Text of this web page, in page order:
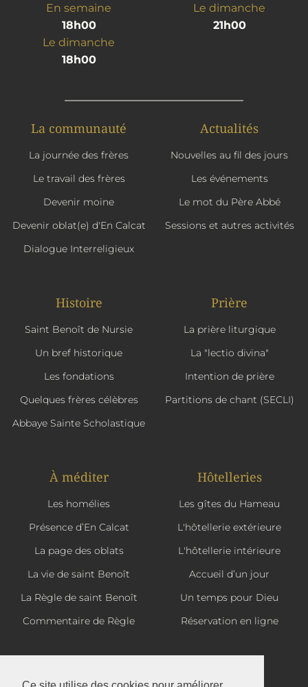
En semaine
18h00
Le dimanche
18h00
Le dimanche
21h00
La communauté
La journée des frères
Le travail des frères
Devenir moine
Devenir oblat(e) d'En Calcat
Dialogue Interreligieux
Actualités
Nouvelles au fil des jours
Les événements
Le mot du Père Abbé
Sessions et autres activités
Histoire
Saint Benoît de Nursie
Un bref historique
Les fondations
Quelques frères célèbres
Abbaye Sainte Scholastique
Prière
La prière liturgique
La "lectio divina"
Intention de prière
Partitions de chant (SECLI)
À méditer
Les homélies
Présence d’En Calcat
La page des oblats
La vie de saint Benoît
La Règle de saint Benoît
Commentaire de Règle
Hôtelleries
Les gîtes du Hameau
L'hôtellerie extérieure
L'hôtellerie intérieure
Accueil d’un jour
Un temps pour Dieu
Réservation en ligne